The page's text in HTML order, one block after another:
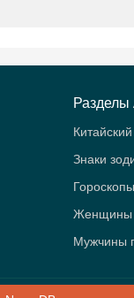
Разделы
Знаки
Гороскопы
Женщины
Мужчины